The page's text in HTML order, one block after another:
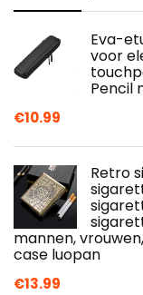
Eva-
voor
Pencil
€10.99
Retro
mannen,
case luopan
€13.99